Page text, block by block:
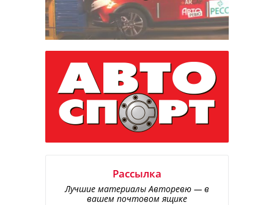
Рассылка
Лучшие материалы Авторевю — в
вашем почтовом ящике